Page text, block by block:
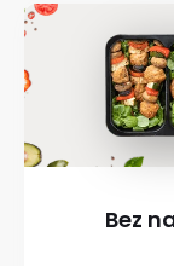
Bez